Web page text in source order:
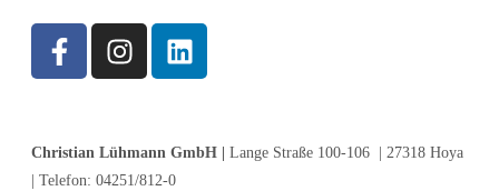
Christian Lühmann GmbH |
Lange Straße 100-106 | 27318 Hoya
| Telefon: 04251/812-0